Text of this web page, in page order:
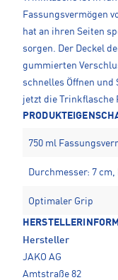
Fassungsvermögen
hat an ihren Seiten
sorgen. Der Deckel
gummierten
schnelles Öffnen
jetzt die Trinkflasche
750 ml
Durchmesser: 7 cm,
Optimaler Grip
Hersteller
JAKO AG
Amtstraße 82